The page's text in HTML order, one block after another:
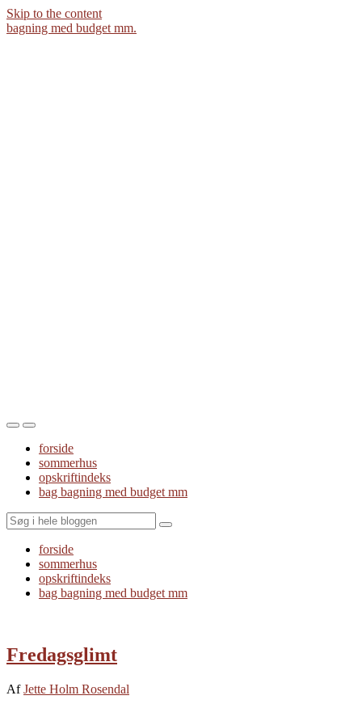
Skip to the content
bagning med budget mm.
Toggle
mobile
menu
Toggle
the
search
field
forside
sommerhus
opskriftindeks
bag bagning med budget mm
Search
forside
sommerhus
opskriftindeks
bag bagning med budget mm
Fredagsglimt
AfJette Holm Rosendal